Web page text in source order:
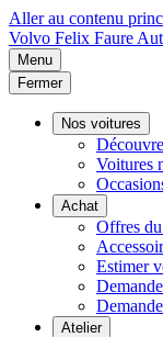
Aller au contenu
Volvo Felix Faure
Menu
Fermer
Nos voitures
Voitures
Achat
Offres
Estimer
Atelier